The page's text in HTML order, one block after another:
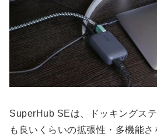
SuperHub SEは、ドッキングス
も良いくらいの拡張性・多機能